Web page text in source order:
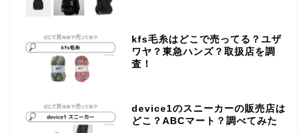
kfs毛糸はどこで売ってる？ユザ
ワヤ？東急ハンズ？取扱店を調
査！
device1のスニーカーの販売店は
どこ？ABCマート？調べてみた